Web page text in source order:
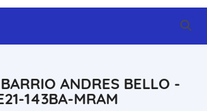
ANDRES BELLO -
143BA-MRAM